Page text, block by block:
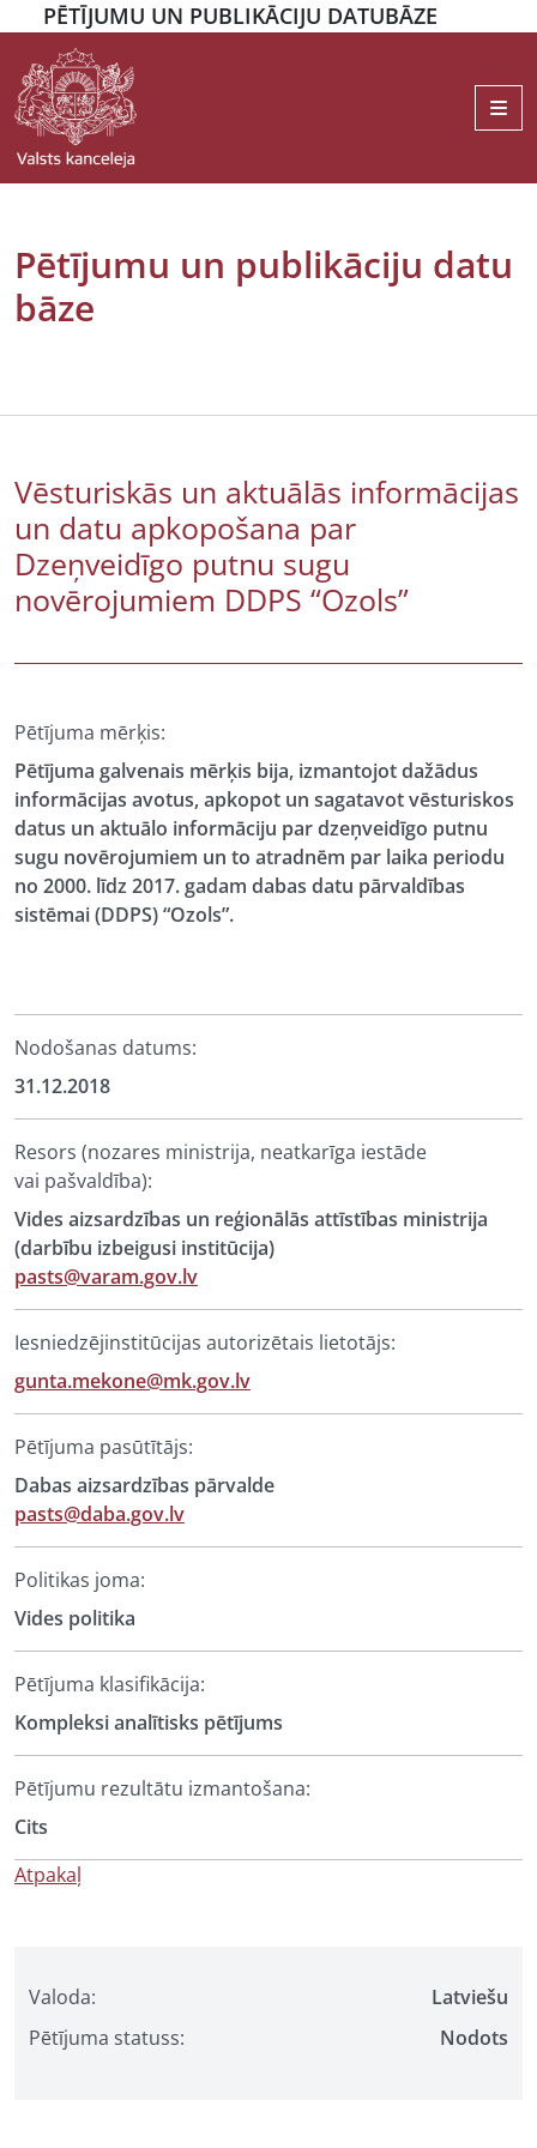
PĒTĪJUMU UN PUBLIKĀCIJU DATUBĀZE
Pētījumu un publikāciju datu
bāze
Valoda:
Latviešu
Pētījuma statuss:
Nodots
Vēsturiskās un aktuālās informācijas
un datu apkopošana par
Dzeņveidīgo putnu sugu
novērojumiem DDPS “Ozols”
Pētījuma mērķis:
Pētījuma galvenais mērķis bija, izmantojot dažādus
informācijas avotus, apkopot un sagatavot vēsturiskos
datus un aktuālo informāciju par dzeņveidīgo putnu
sugu novērojumiem un to atradnēm par laika periodu
no 2000. līdz 2017. gadam dabas datu pārvaldības
sistēmai (DDPS) “Ozols”.
Nodošanas datums:
31.12.2018
Resors (nozares ministrija, neatkarīga iestāde
vai pašvaldība):
Vides aizsardzības un reģionālās attīstības ministrija
(darbību izbeigusi institūcija)
pasts@varam.gov.lv
Iesniedzējinstitūcijas autorizētais lietotājs:
gunta.mekone@mk.gov.lv
Pētījuma pasūtītājs:
Dabas aizsardzības pārvalde
pasts@daba.gov.lv
Politikas joma:
Vides politika
Pētījuma klasifikācija:
Kompleksi analītisks pētījums
Pētījumu rezultātu izmantošana:
Cits
Atpakaļ